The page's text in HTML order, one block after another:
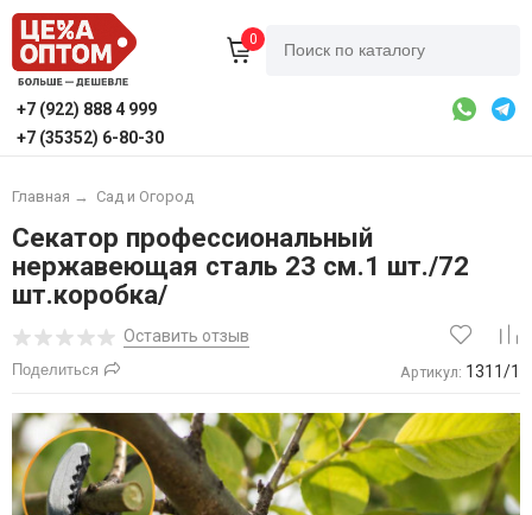
0
+7 (922) 888 4 999
+7 (35352) 6-80-30
Главная → Сад и Огород
Секатор профессиональный
нержавеющая сталь 23 см.1 шт./72
шт.коробка/
Оставить отзыв
Поделиться Артикул: 1311/1